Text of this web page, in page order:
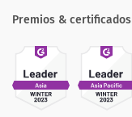
Premios & certificados